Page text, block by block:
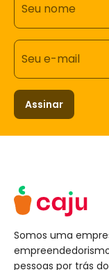
Seu nome
Seu e-mail
Assinar
Somos uma
pessoas por trás